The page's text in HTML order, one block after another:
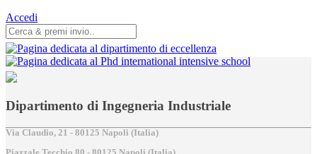
Accedi
Dipartimento di Ingegneria Industriale
Via Claudio, 21 - 80125 Napoli (Italia)